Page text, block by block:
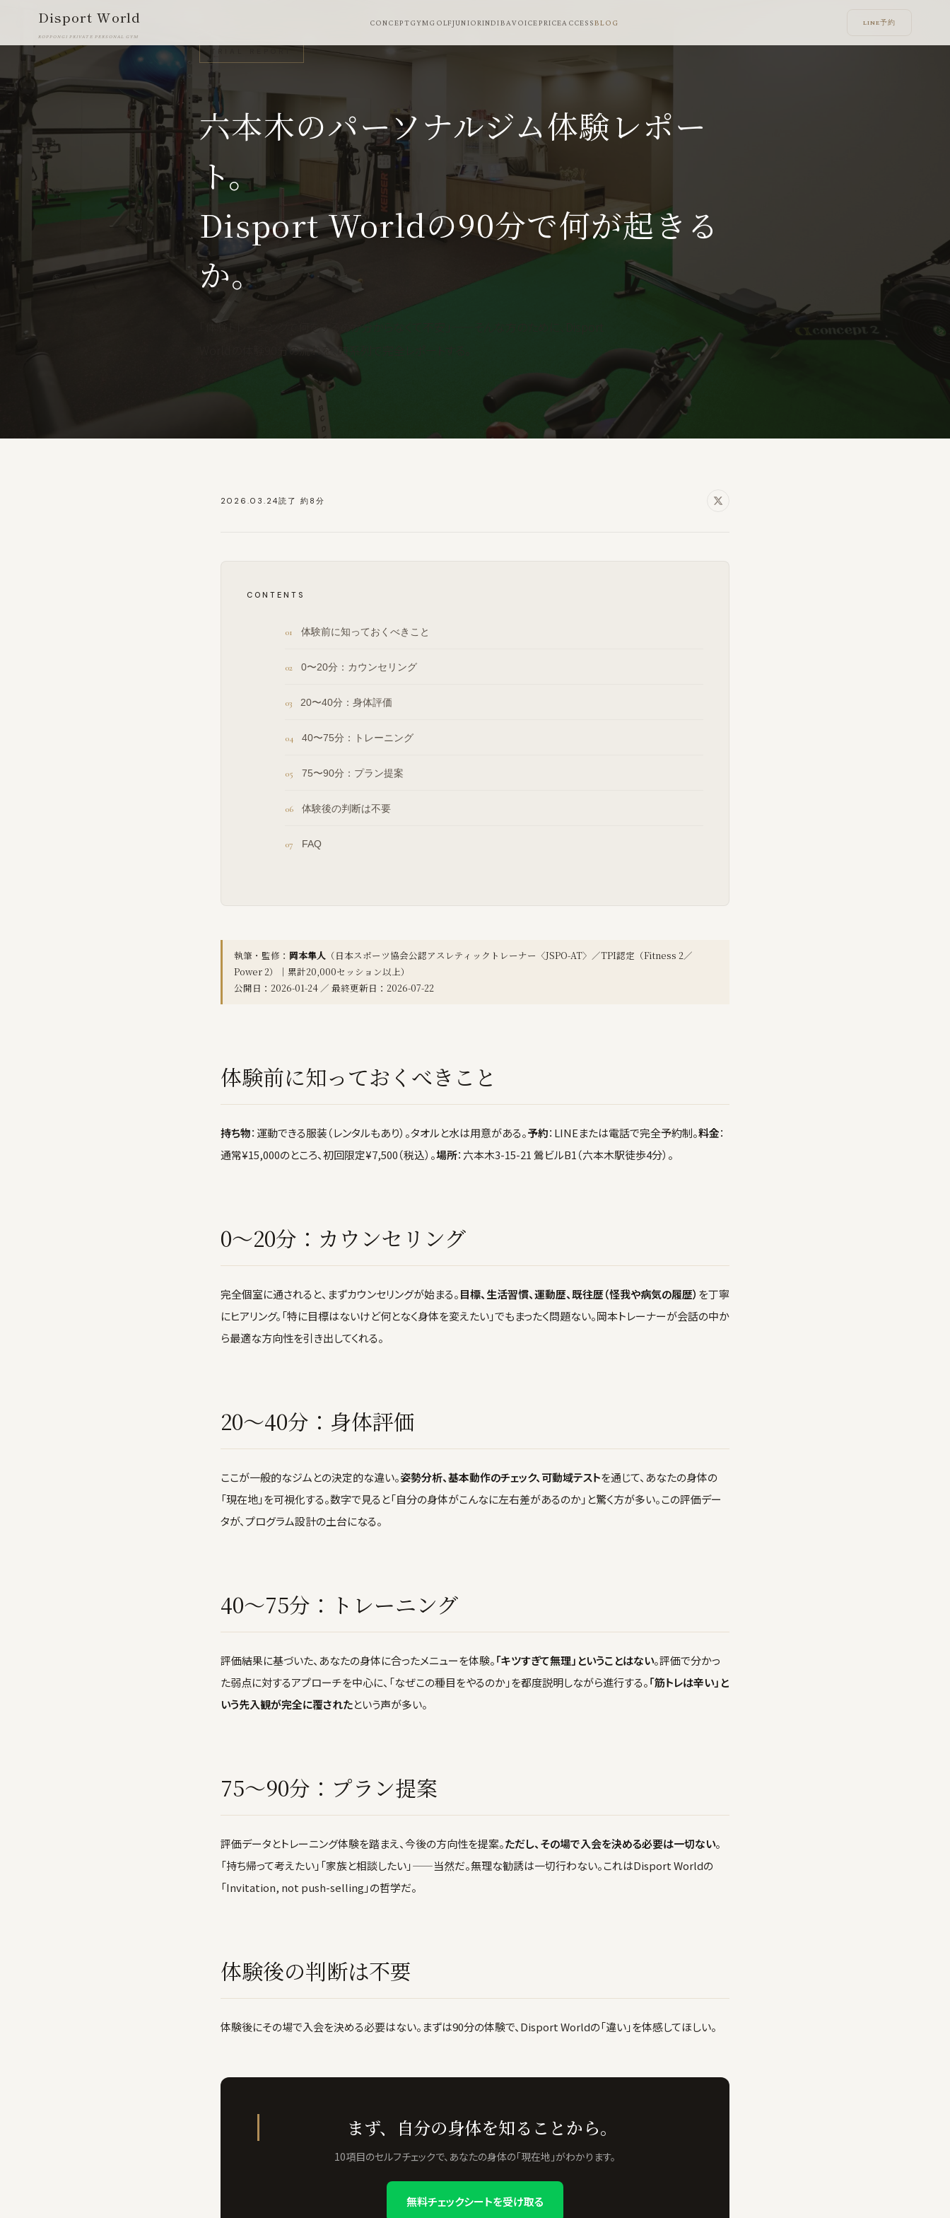
Disport World
ROPPONGI PRIVATE PERSONAL GYM
CONCEPTGYMGOLFJUNIORINDIBAVOICEPRICEACCESSBLOG LINE予約
六本木のパーソナルジム体験レポー
ト。
Disport Worldの90分で何が起きる
か。
「体験トレーニングで何をするのか分からなくて不安」——そんな方のために、Disport
Worldの体験90分の流れを、時系列で完全レポートする。
2026.03.24読了 約8分
CONTENTS
体験前に知っておくべきこと
0〜20分：カウンセリング
20〜40分：身体評価
40〜75分：トレーニング
75〜90分：プラン提案
体験後の判断は不要
FAQ
執筆・監修： 岡本隼人 （日本スポーツ協会公認アスレティックトレーナー〈JSPO-AT〉／TPI認定（Fitness 2／
Power 2）｜累計20,000セッション以上）
公開日：2026-01-24 ／ 最終更新日：2026-07-22
体験前に知っておくべきこと
持ち物：運動できる服装（レンタルもあり）。タオルと水は用意がある。予約：LINEまたは電話で完全予約制。料金：
通常¥15,000のところ、初回限定¥7,500（税込）。場所：六本木3-15-21 鶯ビルB1（六本木駅徒歩4分）。
0〜20分：カウンセリング
完全個室に通されると、まずカウンセリングが始まる。目標、生活習慣、運動歴、既往歴（怪我や病気の履歴） を丁寧
にヒアリング。「特に目標はないけど何となく身体を変えたい」でもまったく問題ない。岡本トレーナーが会話の中か
ら最適な方向性を引き出してくれる。
20〜40分：身体評価
ここが一般的なジムとの決定的な違い。姿勢分析、基本動作のチェック、可動域テストを通じて、あなたの身体の
「現在地」を可視化する。数字で見ると「自分の身体がこんなに左右差があるのか」と驚く方が多い。この評価デー
タが、プログラム設計の土台になる。
40〜75分：トレーニング
評価結果に基づいた、あなたの身体に合ったメニューを体験。「キツすぎて無理」ということはない。評価で分かっ
た弱点に対するアプローチを中心に、「なぜこの種目をやるのか」を都度説明しながら進行する。「筋トレは辛い」と
いう先入観が完全に覆されたという声が多い。
75〜90分：プラン提案
評価データとトレーニング体験を踏まえ、今後の方向性を提案。ただし、その場で入会を決める必要は一切ない。
「持ち帰って考えたい」「家族と相談したい」——当然だ。無理な勧誘は一切行わない。これはDisport Worldの
「Invitation, not push-selling」の哲学だ。
体験後の判断は不要
体験後にその場で入会を決める必要はない。まずは90分の体験で、Disport Worldの「違い」を体感してほしい。
まず、自分の身体を知ることから。
10項目のセルフチェックで、あなたの身体の「現在地」がわかります。
無料チェックシートを受け取る